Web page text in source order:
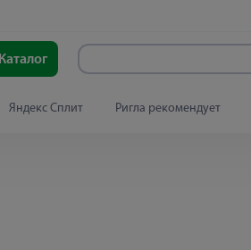
Каталог
Яндекс Сплит Ригла рекомендует